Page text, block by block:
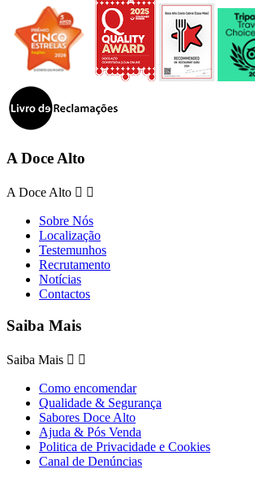
A Doce Alto
A Doce Alto  
Sobre Nós
Localização
Testemunhos
Recrutamento
Notícias
Contactos
Saiba Mais
Saiba Mais  
Como encomendar
Qualidade & Segurança
Sabores Doce Alto
Ajuda & Pós Venda
Politica de Privacidade e Cookies
Canal de Denúncias